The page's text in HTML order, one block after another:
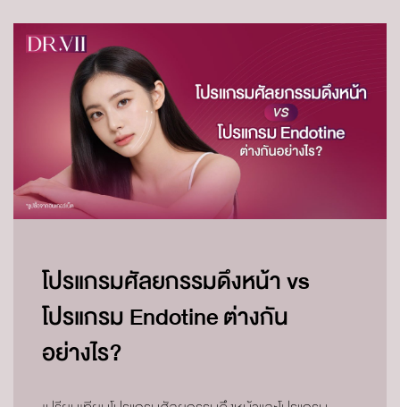
โปรแกรมศัลยกรรมดึงหน้า vs
โปรแกรม Endotine ต่างกัน
อย่างไร?